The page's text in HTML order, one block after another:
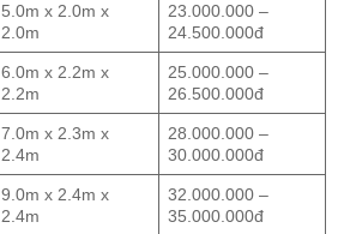
5.0m x 2.0m x
2.0m
23.000.000 –
24.500.000đ
6.0m x 2.2m x
2.2m
25.000.000 –
26.500.000đ
7.0m x 2.3m x
2.4m
28.000.000 –
30.000.000đ
9.0m x 2.4m x
2.4m
32.000.000 –
35.000.000đ